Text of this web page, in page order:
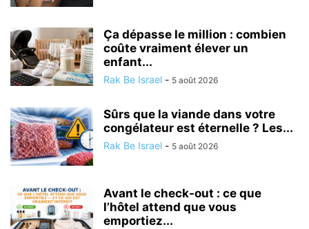
Ça dépasse le million : combien
coûte vraiment élever un
enfant...
Rak Be Israel - 5 août 2026
Sûrs que la viande dans votre
congélateur est éternelle ? Les...
Rak Be Israel - 5 août 2026
Avant le check-out : ce que
l’hôtel attend que vous
emportiez...